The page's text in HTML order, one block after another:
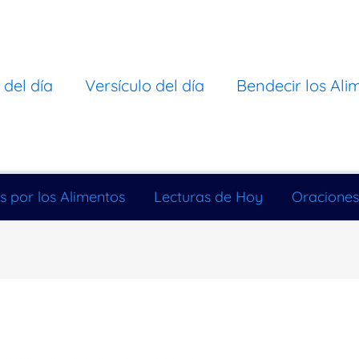
día Versículo del día Bendecir los
por los Alimentos Lecturas de Hoy